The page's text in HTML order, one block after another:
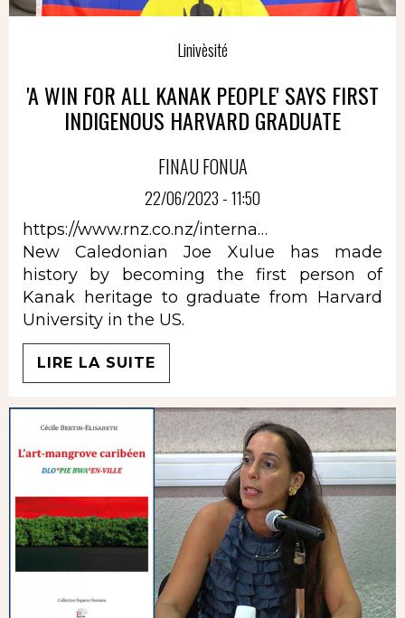
Linivèsité
'A WIN FOR ALL KANAK PEOPLE' SAYS FIRST
INDIGENOUS HARVARD GRADUATE
FINAU FONUA
22/06/2023 - 11:50
https://www.rnz.co.nz/interna…
New Caledonian Joe Xulue has made
history by becoming the first person of
Kanak heritage to graduate from Harvard
University in the US.
LIRE LA SUITE